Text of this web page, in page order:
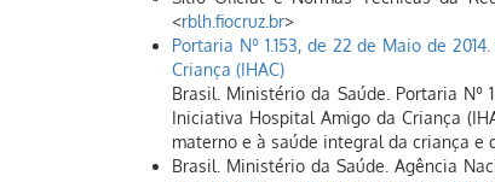
<rblh.fiocruz.br>
Portaria Nº 1.153, de 22 de Maio de
Criança (IHAC)
Brasil. Ministério da Saúde. Portaria Nº
Iniciativa Hospital Amigo da Criança
materno e à saúde integral da criança e
Brasil. Ministério da Saúde. Agência